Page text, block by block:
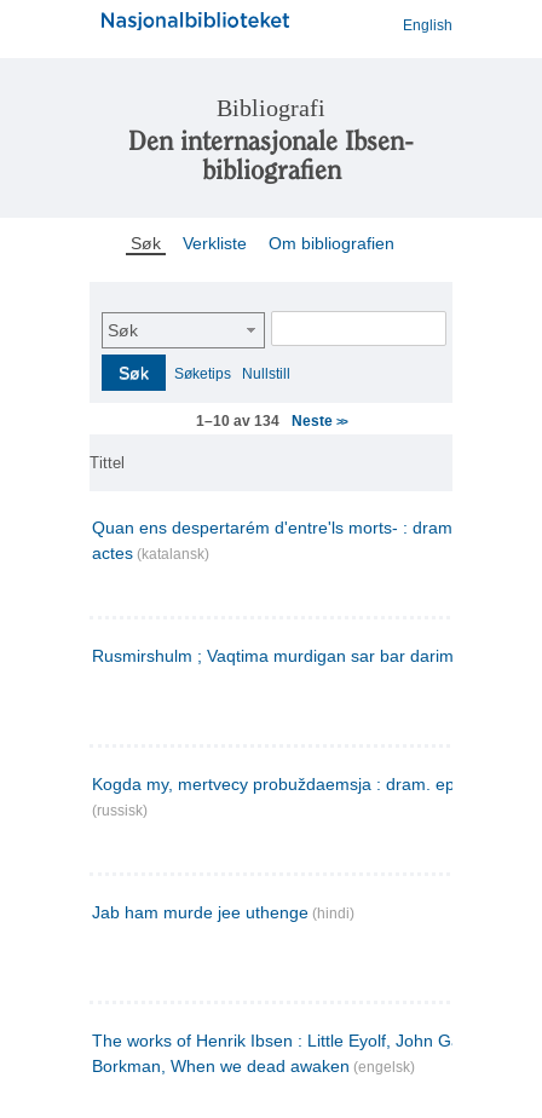
English
Bibliografi
Den internasjonale Ibsen-
bibliografien
Søk Verkliste Om bibliografien
Søk
Søk Søketips Nullstill
1–10 av 134 Neste >>
Tittel
Quan ens despertarém d'entre'ls morts- : drama en tres
actes (katalansk)
Rusmirshulm ; Vaqtima murdigan sar bar darim
Kogda my, mertvecy probuždaemsja : dram. epilog v 3 d
(russisk)
Jab ham murde jee uthenge (hindi)
The works of Henrik Ibsen : Little Eyolf, John Gabriel
Borkman, When we dead awaken (engelsk)